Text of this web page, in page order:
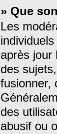
» Que
Les
après jour
des
fusionner,
des
abusif ou